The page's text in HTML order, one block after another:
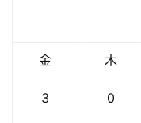
金
3
木
0